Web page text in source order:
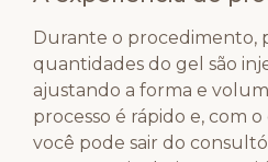
Durante o procedimento,
quantidades do gel são
ajustando a forma e
processo é rápido e, com
você pode sair do